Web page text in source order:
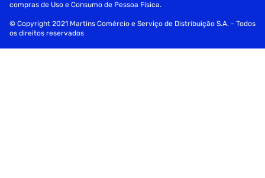
compras de Uso e Consumo de Pessoa Física.
© Copyright 2021 Martins Comércio e Serviço de Distribuição S.A. - Todos
os direitos reservados